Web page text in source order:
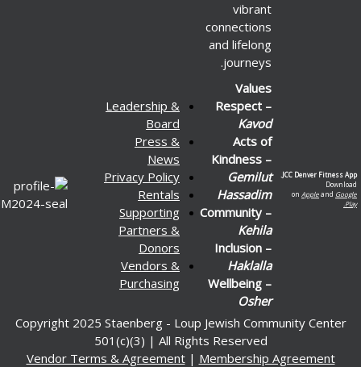
connections
and lifelong
JCC
on
Kindness –
Gemilut
Hassadim
Community –
Wellbeing –
Leadership &
Press &
News
Privacy Policy
Rentals
Supporting
Partners &
Donors
Vendors &
Purchasing
Copyright 2025 Staenberg - Loup Jewish
501(c)(3) | All Rights Reserved
Vendor Terms & Agreement|Membership